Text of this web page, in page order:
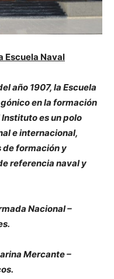
Escuela Naval
año 1907, la Escuela
en la formación
Instituto es un polo
e internacional,
de formación y
referencia naval y
Nacional –
Mercante –